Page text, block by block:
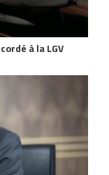
à la LGV